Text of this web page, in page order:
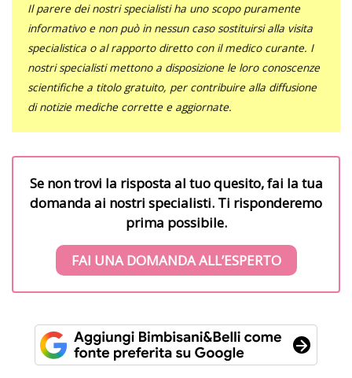
Il parere dei nostri specialisti ha uno scopo puramente
informativo e non può in nessun caso sostituirsi alla visita
specialistica o al rapporto diretto con il medico curante. I
nostri specialisti mettono a disposizione le loro conoscenze
scientifiche a titolo gratuito, per contribuire alla diffusione
di notizie mediche corrette e aggiornate.
Se non trovi la risposta al tuo quesito, fai la tua
domanda ai nostri specialisti. Ti risponderemo
prima possibile.
FAI UNA DOMANDA ALL’ESPERTO